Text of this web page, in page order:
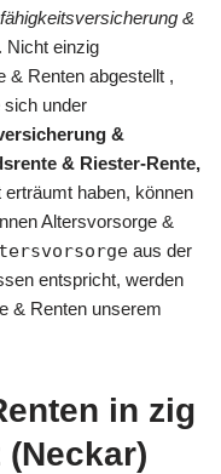
&
Nicht einzig
& Renten abgestellt ,
sich under
&
& Riester-Rente,
erträumt haben, können
Altersvorsorge &
aus der
entspricht, werden
& Renten unserem
in zig